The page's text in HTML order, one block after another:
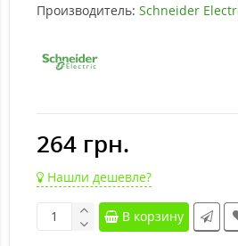
Производитель: Schneider
264 грн.
Нашли дешевле?
В корзину